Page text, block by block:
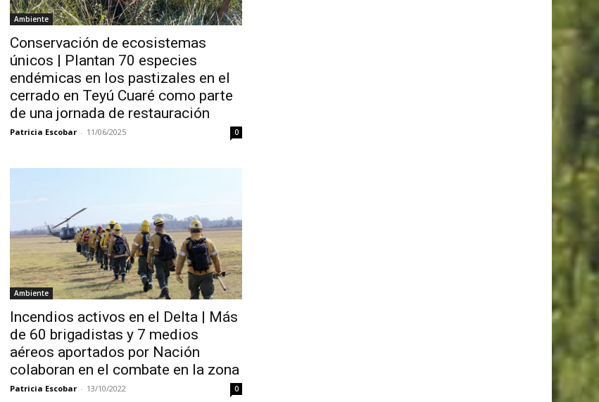
Ambiente
Conservación de ecosistemas
únicos | Plantan 70 especies
endémicas en los pastizales en el
cerrado en Teyú Cuaré como parte
de una jornada de restauración
Patricia Escobar - 11/06/2025 0
Ambiente
Incendios activos en el Delta | Más
de 60 brigadistas y 7 medios
aéreos aportados por Nación
colaboran en el combate en la zona
Patricia Escobar - 13/10/2022 0